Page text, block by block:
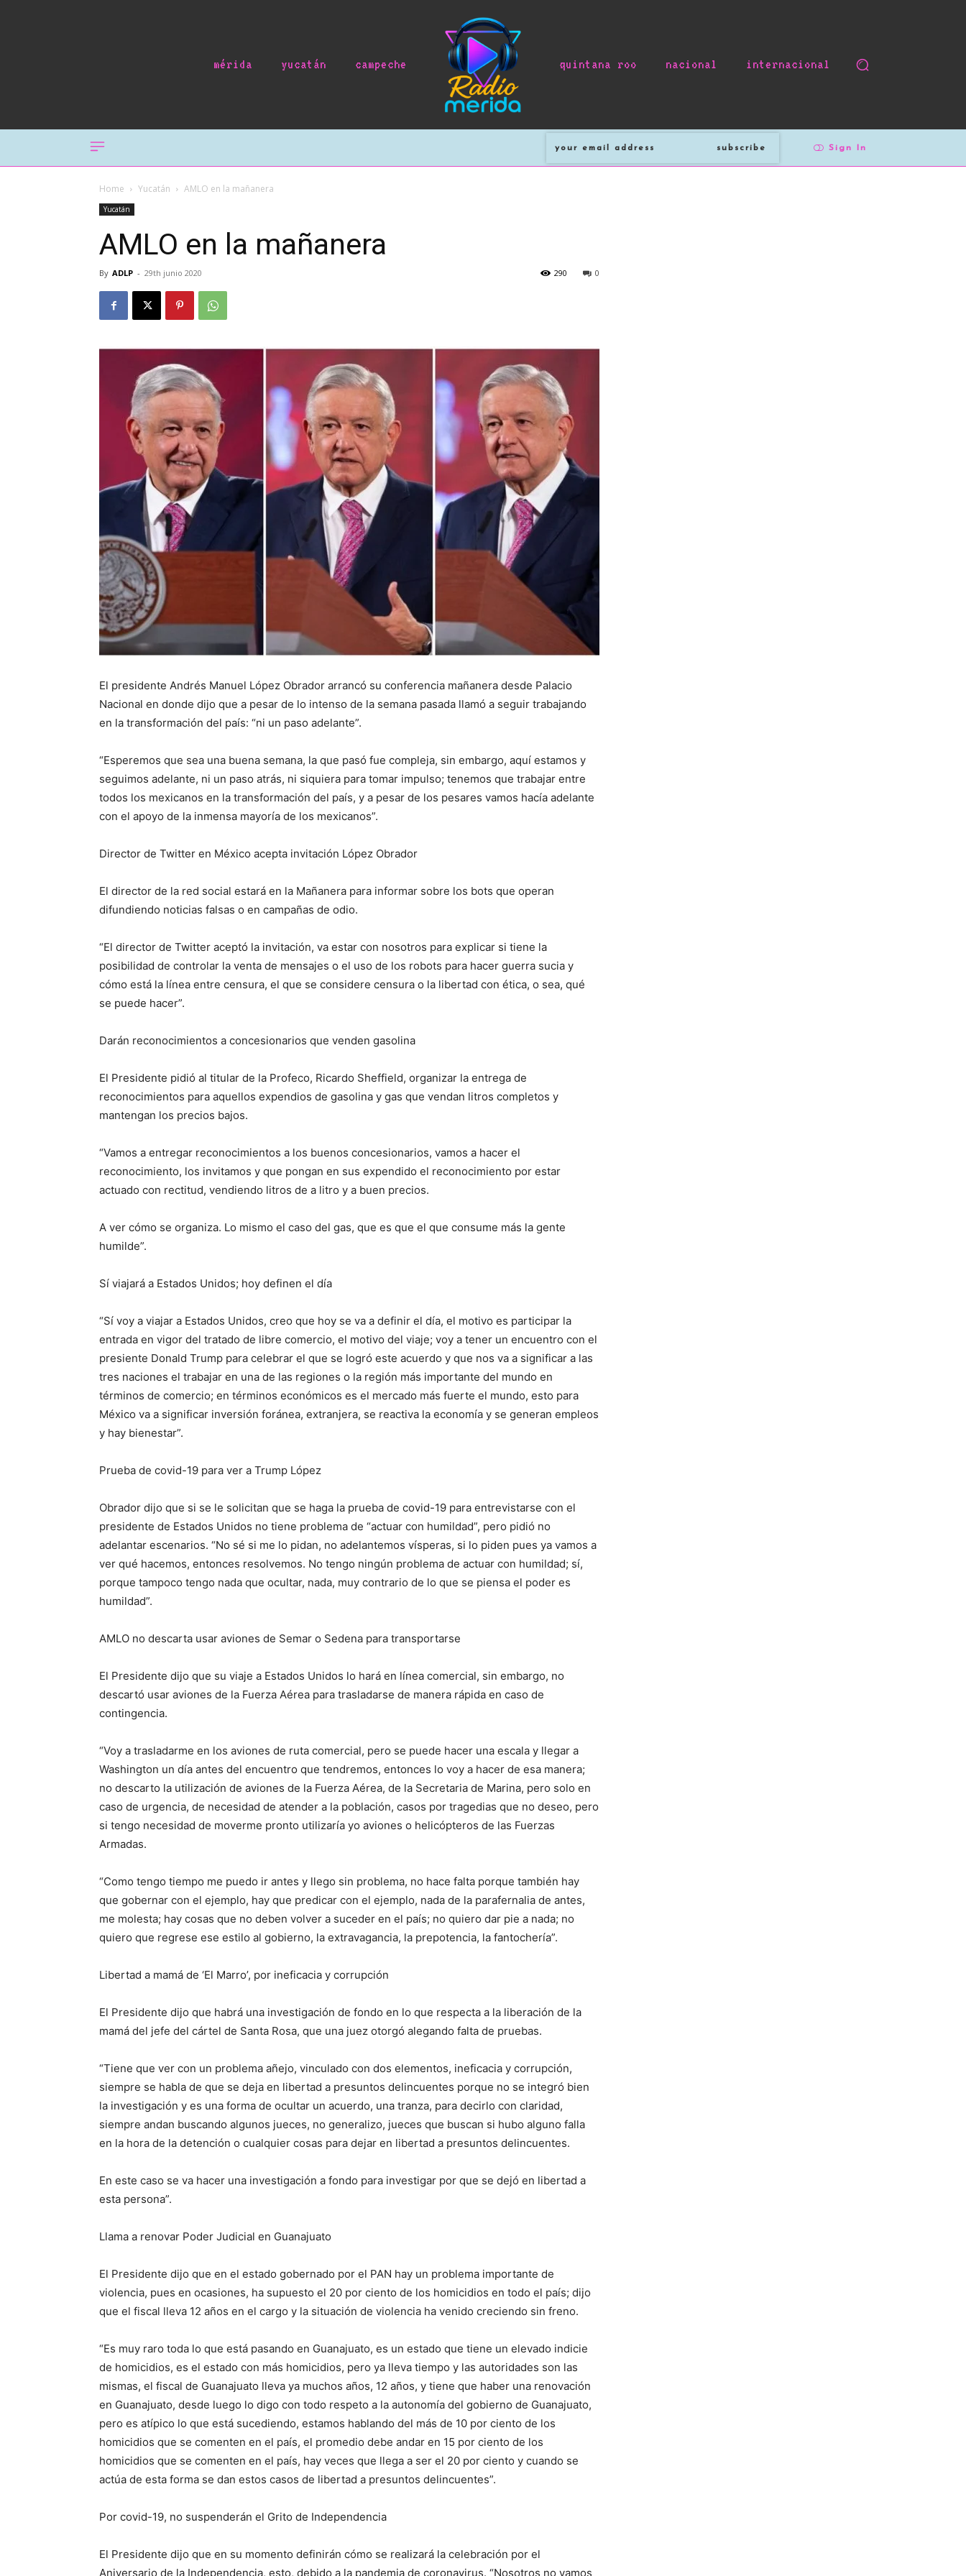
mérida yucatán campeche quintana roo nacional internacional
subscribe Sign In
Home Yucatán AMLO en la mañanera
Yucatán
AMLO en la mañanera
By ADLP - 29th junio 2020 0
290
El presidente Andrés Manuel López Obrador arrancó su conferencia mañanera desde Palacio
Nacional en donde dijo que a pesar de lo intenso de la semana pasada llamó a seguir trabajando
en la transformación del país: “ni un paso adelante”.
“Esperemos que sea una buena semana, la que pasó fue compleja, sin embargo, aquí estamos y
seguimos adelante, ni un paso atrás, ni siquiera para tomar impulso; tenemos que trabajar entre
todos los mexicanos en la transformación del país, y a pesar de los pesares vamos hacía adelante
con el apoyo de la inmensa mayoría de los mexicanos”.
Director de Twitter en México acepta invitación López Obrador
El director de la red social estará en la Mañanera para informar sobre los bots que operan
difundiendo noticias falsas o en campañas de odio.
“El director de Twitter aceptó la invitación, va estar con nosotros para explicar si tiene la
posibilidad de controlar la venta de mensajes o el uso de los robots para hacer guerra sucia y
cómo está la línea entre censura, el que se considere censura o la libertad con ética, o sea, qué
se puede hacer”.
Darán reconocimientos a concesionarios que venden gasolina
El Presidente pidió al titular de la Profeco, Ricardo Sheffield, organizar la entrega de
reconocimientos para aquellos expendios de gasolina y gas que vendan litros completos y
mantengan los precios bajos.
“Vamos a entregar reconocimientos a los buenos concesionarios, vamos a hacer el
reconocimiento, los invitamos y que pongan en sus expendido el reconocimiento por estar
actuado con rectitud, vendiendo litros de a litro y a buen precios.
A ver cómo se organiza. Lo mismo el caso del gas, que es que el que consume más la gente
humilde”.
Sí viajará a Estados Unidos; hoy definen el día
“Sí voy a viajar a Estados Unidos, creo que hoy se va a definir el día, el motivo es participar la
entrada en vigor del tratado de libre comercio, el motivo del viaje; voy a tener un encuentro con el
presiente Donald Trump para celebrar el que se logró este acuerdo y que nos va a significar a las
tres naciones el trabajar en una de las regiones o la región más importante del mundo en
términos de comercio; en términos económicos es el mercado más fuerte el mundo, esto para
México va a significar inversión foránea, extranjera, se reactiva la economía y se generan empleos
y hay bienestar”.
Prueba de covid-19 para ver a Trump López
Obrador dijo que si se le solicitan que se haga la prueba de covid-19 para entrevistarse con el
presidente de Estados Unidos no tiene problema de “actuar con humildad”, pero pidió no
adelantar escenarios. “No sé si me lo pidan, no adelantemos vísperas, si lo piden pues ya vamos a
ver qué hacemos, entonces resolvemos. No tengo ningún problema de actuar con humildad; sí,
porque tampoco tengo nada que ocultar, nada, muy contrario de lo que se piensa el poder es
humildad”.
AMLO no descarta usar aviones de Semar o Sedena para transportarse
El Presidente dijo que su viaje a Estados Unidos lo hará en línea comercial, sin embargo, no
descartó usar aviones de la Fuerza Aérea para trasladarse de manera rápida en caso de
contingencia.
“Voy a trasladarme en los aviones de ruta comercial, pero se puede hacer una escala y llegar a
Washington un día antes del encuentro que tendremos, entonces lo voy a hacer de esa manera;
no descarto la utilización de aviones de la Fuerza Aérea, de la Secretaria de Marina, pero solo en
caso de urgencia, de necesidad de atender a la población, casos por tragedias que no deseo, pero
si tengo necesidad de moverme pronto utilizaría yo aviones o helicópteros de las Fuerzas
Armadas.
“Como tengo tiempo me puedo ir antes y llego sin problema, no hace falta porque también hay
que gobernar con el ejemplo, hay que predicar con el ejemplo, nada de la parafernalia de antes,
me molesta; hay cosas que no deben volver a suceder en el país; no quiero dar pie a nada; no
quiero que regrese ese estilo al gobierno, la extravagancia, la prepotencia, la fantochería”.
Libertad a mamá de ‘El Marro’, por ineficacia y corrupción
El Presidente dijo que habrá una investigación de fondo en lo que respecta a la liberación de la
mamá del jefe del cártel de Santa Rosa, que una juez otorgó alegando falta de pruebas.
“Tiene que ver con un problema añejo, vinculado con dos elementos, ineficacia y corrupción,
siempre se habla de que se deja en libertad a presuntos delincuentes porque no se integró bien
la investigación y es una forma de ocultar un acuerdo, una tranza, para decirlo con claridad,
siempre andan buscando algunos jueces, no generalizo, jueces que buscan si hubo alguno falla
en la hora de la detención o cualquier cosas para dejar en libertad a presuntos delincuentes.
En este caso se va hacer una investigación a fondo para investigar por que se dejó en libertad a
esta persona”.
Llama a renovar Poder Judicial en Guanajuato
El Presidente dijo que en el estado gobernado por el PAN hay un problema importante de
violencia, pues en ocasiones, ha supuesto el 20 por ciento de los homicidios en todo el país; dijo
que el fiscal lleva 12 años en el cargo y la situación de violencia ha venido creciendo sin freno.
“Es muy raro toda lo que está pasando en Guanajuato, es un estado que tiene un elevado indicie
de homicidios, es el estado con más homicidios, pero ya lleva tiempo y las autoridades son las
mismas, el fiscal de Guanajuato lleva ya muchos años, 12 años, y tiene que haber una renovación
en Guanajuato, desde luego lo digo con todo respeto a la autonomía del gobierno de Guanajuato,
pero es atípico lo que está sucediendo, estamos hablando del más de 10 por ciento de los
homicidios que se comenten en el país, el promedio debe andar en 15 por ciento de los
homicidios que se comenten en el país, hay veces que llega a ser el 20 por ciento y cuando se
actúa de esta forma se dan estos casos de libertad a presuntos delincuentes”.
Por covid-19, no suspenderán el Grito de Independencia
El Presidente dijo que en su momento definirán cómo se realizará la celebración por el
Aniversario de la Independencia, esto, debido a la pandemia de coronavirus. “Nosotros no vamos